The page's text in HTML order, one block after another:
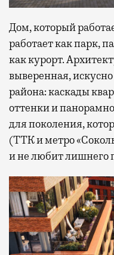
Дом, который
работает как парк,
как курорт.
выверенная,
района: каскады
оттенки и
для поколения,
(ТТК и метро
и не любит лишнего